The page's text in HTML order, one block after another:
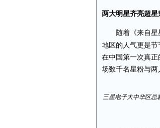
两大明星齐亮超星
随着《来自
地区的 人气更是节
在中国第一次真正
场数千名星粉与两
三星电子大中华区总